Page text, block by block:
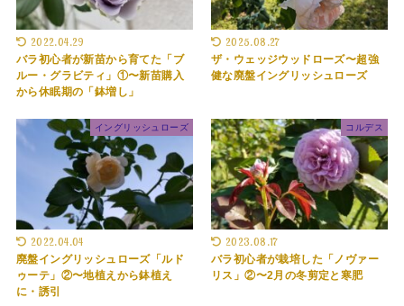
2022.04.29
バラ初心者が新苗から育てた「ブ
ルー・グラビティ」①〜新苗購入
から休眠期の「鉢増し」
2025.08.27
ザ・ウェッジウッドローズ〜超強
健な廃盤イングリッシュローズ
イングリッシュローズ
2022.04.04
廃盤イングリッシュローズ「ルド
ゥーテ」②〜地植えから鉢植え
に・誘引
コルデス
2023.08.17
バラ初心者が栽培した「ノヴァー
リス」②〜2月の冬剪定と寒肥